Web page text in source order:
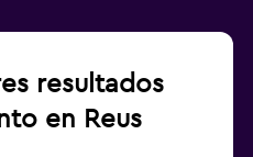
resultados
en Reus